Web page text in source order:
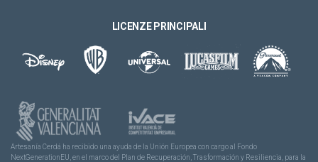
LICENZE PRINCIPALI
Artesanía Cerdá ha recibido una ayuda de la Unión Europea con cargo al Fondo
NextGenerationEU, en el marco del Plan de Recuperación, Trasformación y Resiliencia, para la